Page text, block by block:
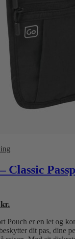
Classic
kr.Den
pris
er:
Pouch er en let og
dit pas, dine